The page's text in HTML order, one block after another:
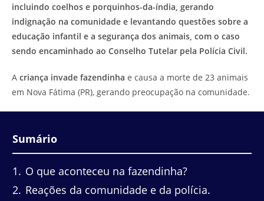
incluindo coelhos e porquinhos-da-índia, gerando
indignação na comunidade e levantando questões sobre a
educação infantil e a segurança dos animais, com o caso
sendo encaminhado ao Conselho Tutelar pela Polícia Civil.
A criança invade fazendinha e causa a morte de 23 animais
em Nova Fátima (PR), gerando preocupação na comunidade.
Sumário
1
O que aconteceu na fazendinha?
2 Reações da comunidade e da polícia.